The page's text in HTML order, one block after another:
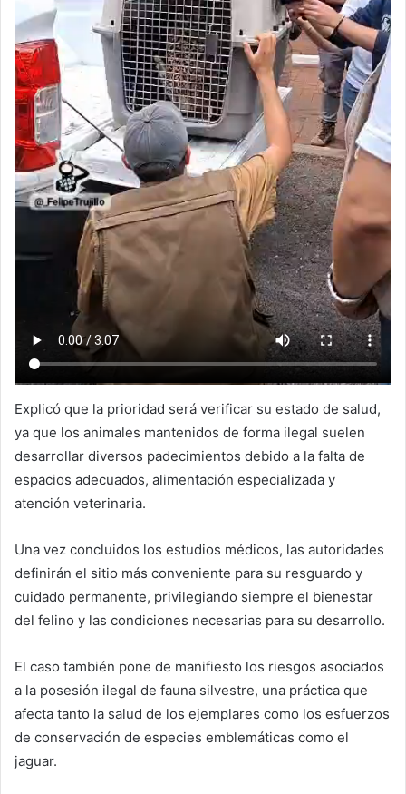
Explicó que la prioridad será verificar su estado de salud,
ya que los animales mantenidos de forma ilegal suelen
desarrollar diversos padecimientos debido a la falta de
espacios adecuados, alimentación especializada y
atención veterinaria.
Una vez concluidos los estudios médicos, las autoridades
definirán el sitio más conveniente para su resguardo y
cuidado permanente, privilegiando siempre el bienestar
del felino y las condiciones necesarias para su desarrollo.
El caso también pone de manifiesto los riesgos asociados
a la posesión ilegal de fauna silvestre, una práctica que
afecta tanto la salud de los ejemplares como los esfuerzos
de conservación de especies emblemáticas como el
jaguar.